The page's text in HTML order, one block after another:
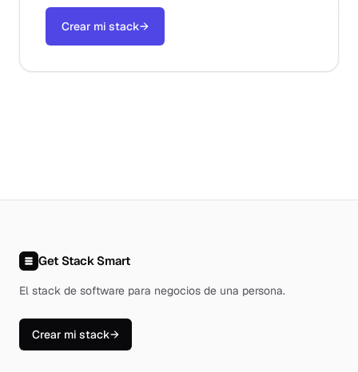
Crear mi stack→
Get Stack Smart
El stack de software para negocios de una persona.
Crear mi stack→